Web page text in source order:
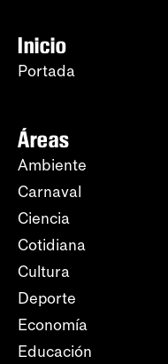
Inicio
Portada
Áreas
Ambiente
Carnaval
Ciencia
Cotidiana
Cultura
Deporte
Economía
Educación